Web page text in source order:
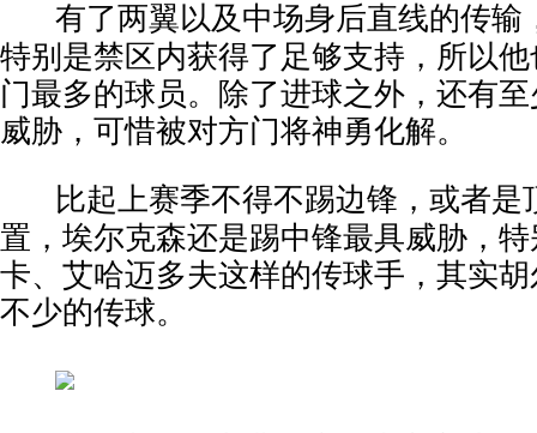
有了两翼以及中场身后直线的传输
特别是禁区内获得了足够支持，所以
门最多的球员。除了进球之外，还有
威胁，可惜被对方门将神勇化解。
比起上赛季不得不踢边锋，或者是
置，埃尔克森还是踢中锋最具威胁，
卡、艾哈迈多夫这样的传球手，其实
不少的传球。